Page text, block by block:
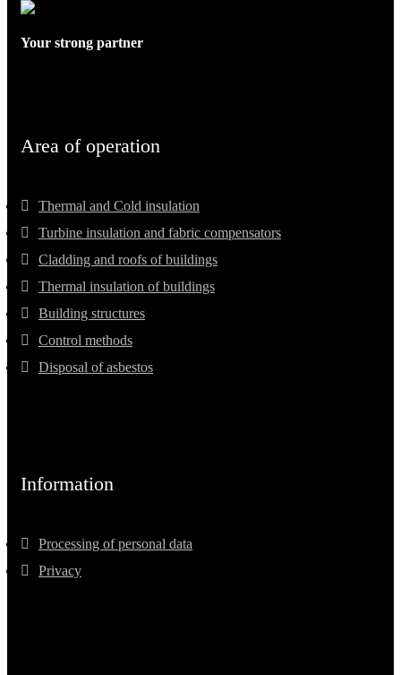
Your strong partner
Area of ​​operation
Thermal and Cold insulation
Turbine insulation and fabric compensators
Cladding and roofs of buildings
Thermal insulation of buildings
Building structures
Control methods
Disposal of asbestos
Information
Processing of personal data
Privacy